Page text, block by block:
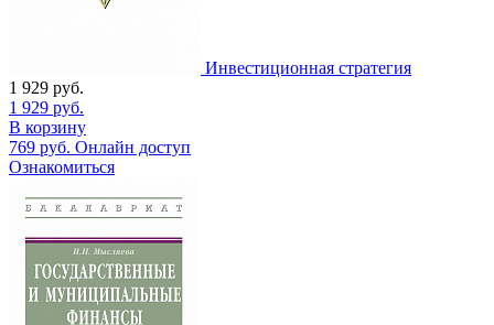
Инвестиционная стратегия
1 929 руб.
1 929 руб.
В корзину
769 руб. Онлайн доступ
Ознакомиться